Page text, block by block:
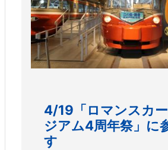
4/19「ロマンスカ
ジアム4周年祭」に
す